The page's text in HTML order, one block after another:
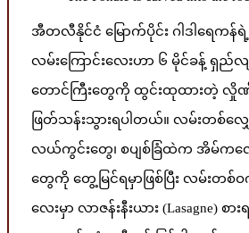
အီတလီနိုင်ငံ မြောက်ပိုင်း ဂါဒါရေကန်ရဲ့
လမ်းကြောင်းလေးဟာ ၆ မိုင်ခန့် ရှည်လျ
တောင်ကြီးတွေကို ထွင်းထုထားတဲ့ လှို
ဖြတ်သန်းသွားရပါတယ်။ လမ်းတစ်လျှ
လယ်ကွင်းတွေ၊ စပျစ်ခြံထဲက အိမ်ကလ
တွေကို တွေ့မြင်ရမှာဖြစ်ပြီး လမ်းတ
လေးမှာ လာဇန်းနီးယား (Lasagne) စာ